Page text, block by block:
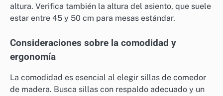
altura. Verifica también la altura del asiento, que suele
estar entre 45 y 50 cm para mesas estándar.
Consideraciones sobre la comodidad y
ergonomía
La comodidad es esencial al elegir sillas de comedor
de madera. Busca sillas con respaldo adecuado y un